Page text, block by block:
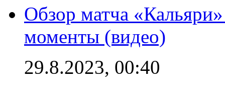
Обзор матча
моменты (видео)
29.8.2023, 00:40